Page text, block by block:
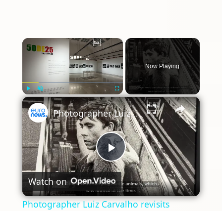
×
Unmute Fullscreen
Now Playing
×
Play
Video
Photographer Luiz Carvalho revisits Portugal’s post-revolution years in new exhibition
Watch on
Photographer Luiz Carvalho revisits